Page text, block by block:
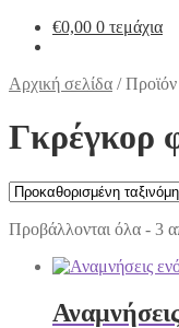
€0,00 0 τεμάχια
Αρχική σελίδα /
Γκρέγκορ
Προβάλλονται όλα - 3